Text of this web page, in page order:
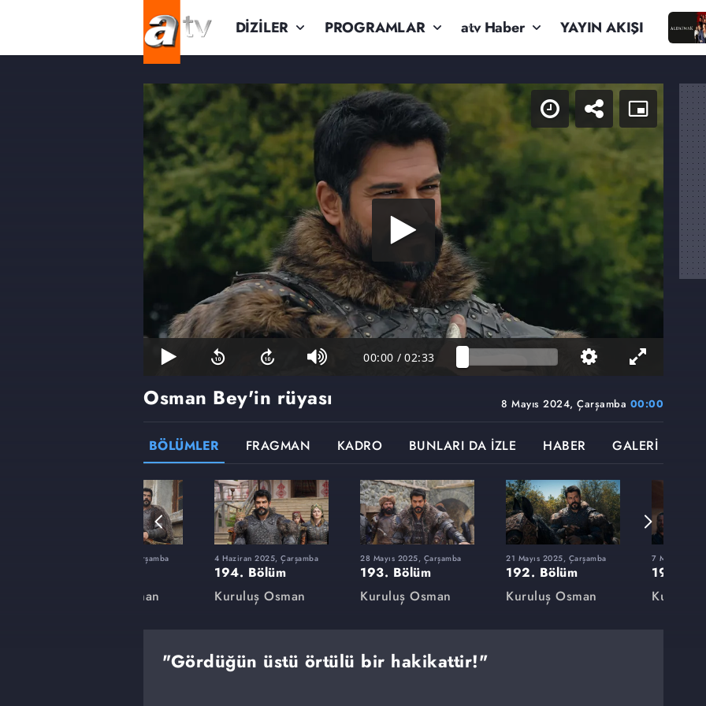
DİZİLER PROGRAMLAR atv Haber YAYIN AKIŞI
00:00 / 02:33
8 Mayıs 2024, Çarşamba 00:00
Osman Bey'in rüyası
BÖLÜMLER FRAGMAN KADRO BUNLARI DA İZLE HABER GALERİ
12 Şubat 2025, Çarşamba
Kuruluş Osman
4 Haziran 2025, Çarşamba
194. Bölüm
Kuruluş Osman
28 Mayıs 2025, Çarşamba
193. Bölüm
Kuruluş Osman
21 Mayıs 2025, Çarşamba
192. Bölüm
Kuruluş Osman
7 Mayıs 2025,
191.
Kuruluş
"Gördüğün üstü örtülü bir hakikattir!"